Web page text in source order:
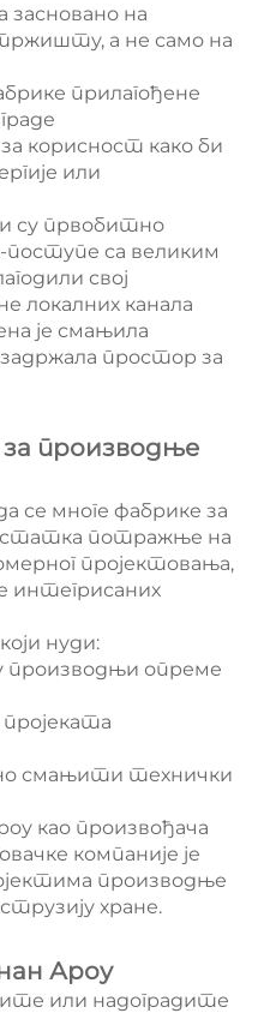
на
а не само на
прилагођене
корисност како би
или
су првобитно
поступе са великим
свој
локалних канала
је смањила
простор за
производње
се многе фабрике за
потражње на
пројектовања,
интегрисаних
нуди:
производњи опреме
смањити технички
као произвођача
компаније је
производње
хране.
Ароу
или надоградите